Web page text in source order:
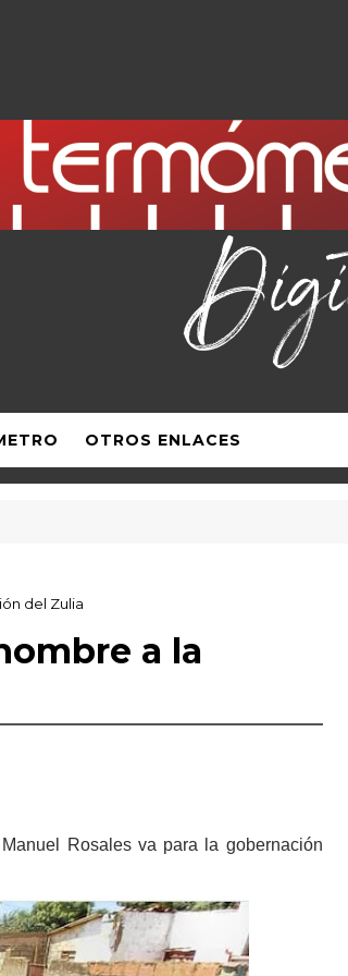
OTROS ENLACES
del Zulia
a la
Rosales va para la gobernación